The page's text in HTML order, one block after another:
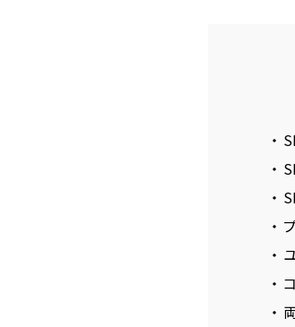
・
・
・
・
・
・
・